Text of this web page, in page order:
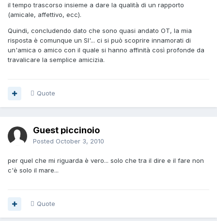
il tempo trascorso insieme a dare la qualità di un rapporto
(amicale, affettivo, ecc).
Quindi, concludendo dato che sono quasi andato OT, la mia
risposta è comunque un SI'... ci si può scoprire innamorati di
un'amica o amico con il quale si hanno affinità così profonde da
travalicare la semplice amicizia.
Quote
Guest piccinoio
Posted October 3, 2010
per quel che mi riguarda è vero... solo che tra il dire e il fare non
c'è solo il mare...
Quote